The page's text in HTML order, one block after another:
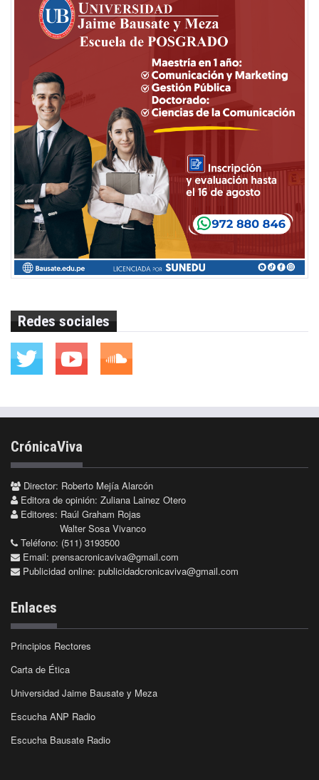
Redes sociales
CrónicaViva
Director: Roberto Mejía Alarcón
Editora de opinión: Zuliana Lainez Otero
Editores: Raúl Graham Rojas
Walter Sosa Vivanco
Teléfono: (511) 3193500
Email: prensacronicaviva@gmail.com
Publicidad online: publicidadcronicaviva@gmail.com
Enlaces
Principios Rectores
Carta de Ética
Universidad Jaime Bausate y Meza
Escucha ANP Radio
Escucha Bausate Radio